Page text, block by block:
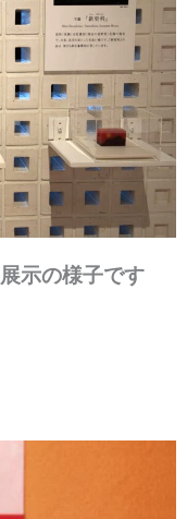
示の様子です